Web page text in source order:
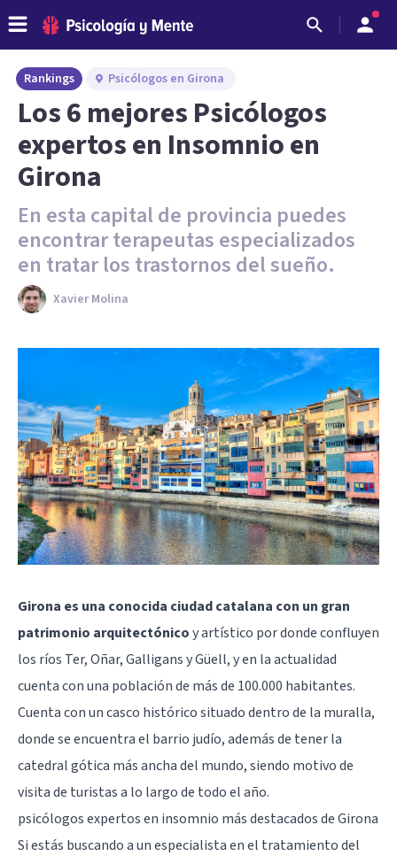
Rankings Psicólogos en Girona
Los 6 mejores Psicólogos
expertos en Insomnio en
Girona
En esta capital de provincia puedes
encontrar terapeutas especializados
en tratar los trastornos del sueño.
Xavier Molina
Girona es una conocida ciudad catalana con un gran
patrimonio arquitectónicoy artístico por donde confluyen
los ríos Ter, Oñar, Galligans y Güell, y en la actualidad
cuenta con una población de más de 100.000 habitantes.
Cuenta con un casco histórico situado dentro de la muralla,
donde se encuentra el barrio judío, además de tener la
catedral gótica más ancha del mundo, siendo motivo de
visita de turistas a lo largo de todo el año.
psicólogos expertos en insomnio más destacados de Girona
Si estás buscando a un especialista en el tratamiento del